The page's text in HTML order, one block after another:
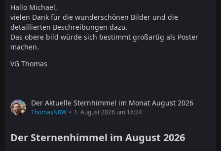
Hallo Michael,
vielen Dank für die wunderschönen Bilder und die
detaillierten Beschreibungen dazu.
Das obere bild würde sich bestimmt großartig als Poster
machen.
VG Thomas
Der Aktuelle Sternhimmel im Monat August 2026
ThomasNRW 1. August 2026 um 18:24
Der Sternenhimmel im August 2026